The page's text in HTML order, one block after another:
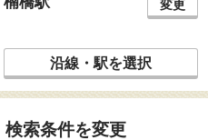
変更
沿線・駅を選択
検索条件を変更